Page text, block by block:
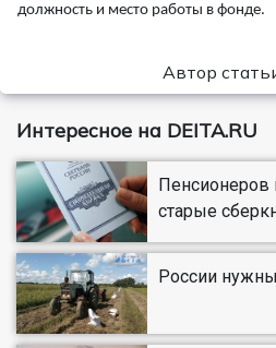
должность и место работы в фонде.
Автор
Интересное на DEITA.RU
Пенсионеров
старые
России